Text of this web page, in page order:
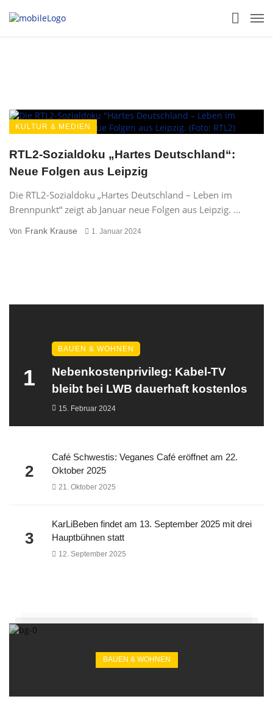
KULTUR & MEDIEN
RTL2-Sozialdoku „Hartes Deutschland“:
Neue Folgen aus Leipzig
Die RTL2-Sozialdoku „Hartes Deutschland – Leben im
Brennpunkt“ zeigt ab Januar neue Folgen aus Leipzig. ...
Von Frank Krause 1. Januar 2024
1
BAUEN & WOHNEN
Nebenkostenprivileg: Kabel-TV
bleibt bei LWB dauerhaft kostenlos
15. Februar 2024
2
Café Schwestis: Veganes Café eröffnet am 22.
Oktober 2025
21. Oktober 2025
3
KarLiBeben findet am 13. September 2025 mit drei
Hauptbühnen statt
12. September 2025
BAUEN & WOHNEN